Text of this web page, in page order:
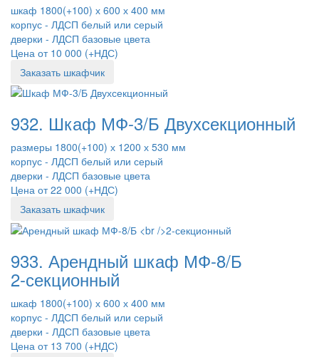
шкаф 1800(+100) х 600 х 400 мм
корпус - ЛДСП белый или серый
дверки - ЛДСП базовые цвета
Цена от 10 000 (+НДС)
Заказать шкафчик
932. Шкаф МФ-3/Б Двухсекционный
размеры 1800(+100) х 1200 х 530 мм
корпус - ЛДСП белый или серый
дверки - ЛДСП базовые цвета
Цена от 22 000 (+НДС)
Заказать шкафчик
933. Арендный шкаф МФ-8/Б
2-секционный
шкаф 1800(+100) х 600 х 400 мм
корпус - ЛДСП белый или серый
дверки - ЛДСП базовые цвета
Цена от 13 700 (+НДС)